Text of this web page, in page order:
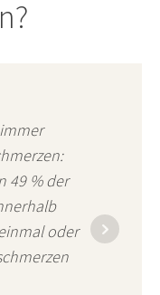
49 % der
oder